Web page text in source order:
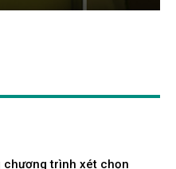
chương trình xét chọn